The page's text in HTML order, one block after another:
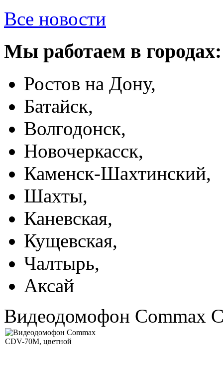
Все новости
Мы работаем в городах:
Ростов на Дону,
Батайск,
Волгодонск,
Новочеркасск,
Каменск-Шахтинский,
Шахты,
Каневская,
Кущевская,
Чалтырь,
Аксай
Видеодомофон Commax